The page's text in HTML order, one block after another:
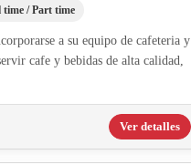
time / Part time
a su equipo de cafeteria y
cafe y bebidas de alta calidad,
Ver detalles